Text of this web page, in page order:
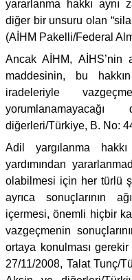
yararlanma hakkı aynı
diğer bir unsuru olan
(AİHM Pakelli/Federal
Ancak AİHM, AİHS’nin
maddesinin, bu
iradeleriyle
diğerleri/Türkiye, B. No:
Adil yargılanma
yardımından
olabilmesi için her türlü
ayrıca sonuçlarının
içermesi, önemli hiçbir
vazgeçmenin
ortaya konulması
27/11/2008, Talat Tunç/